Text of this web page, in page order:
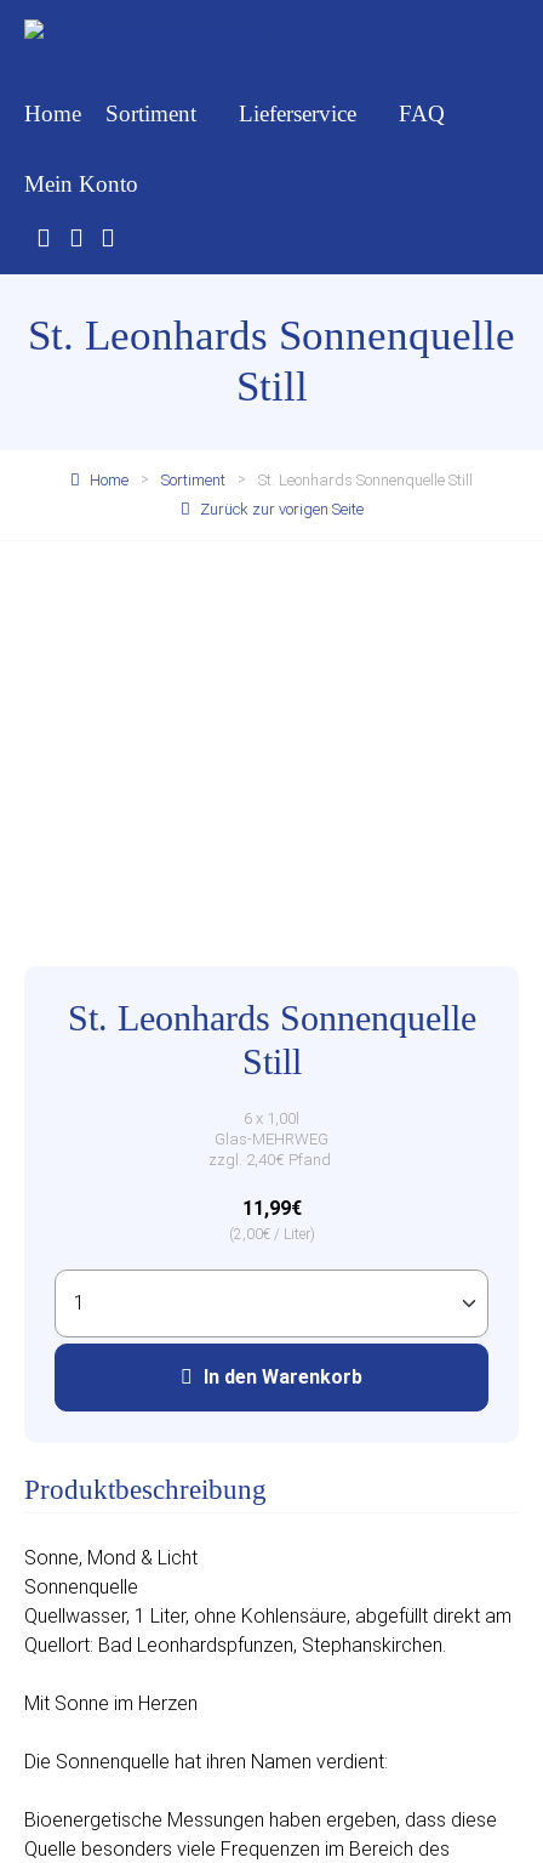
Home Sortiment Lieferservice FAQ
Mein Konto
St. Leonhards Sonnenquelle
Still
Home Sortiment
St. Leonhards Sonnenquelle Still
Zurück zur vorigen Seite
St. Leonhards Sonnenquelle
Still
6 x 1,00l
Glas-MEHRWEG
zzgl. 2,40€ Pfand
11,99€
(2,00€ / Liter)
In den Warenkorb
Produktbeschreibung
Sonne, Mond & Licht
Sonnenquelle
Quellwasser, 1 Liter, ohne Kohlensäure, abgefüllt direkt am
Quellort: Bad Leonhardspfunzen, Stephanskirchen.
Mit Sonne im Herzen
Die Sonnenquelle hat ihren Namen verdient:
Bioenergetische Messungen haben ergeben, dass diese
Quelle besonders viele Frequenzen im Bereich des